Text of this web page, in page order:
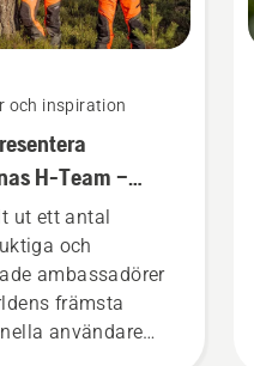
och inspiration
H-Team –
krävande
ut ett antal
och
ambassadörer
främsta
användare